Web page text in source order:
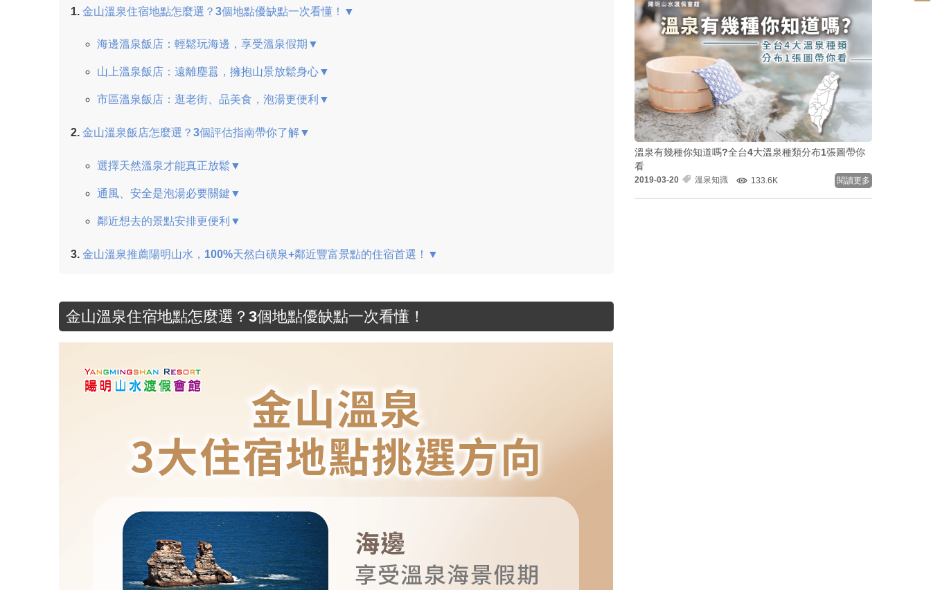
金山溫泉住宿地點怎麼選？3個地點優缺點一次看懂！▼
海邊溫泉飯店：輕鬆玩海邊，享受溫泉假期▼
山上溫泉飯店：遠離塵囂，擁抱山景放鬆身心▼
市區溫泉飯店：逛老街、品美食，泡湯更便利▼
金山溫泉飯店怎麼選？3個評估指南帶你了解▼
選擇天然溫泉才能真正放鬆▼
通風、安全是泡湯必要關鍵▼
鄰近想去的景點安排更便利▼
金山溫泉推薦陽明山水，100%天然白磺泉+鄰近豐富景點的住宿首選！▼
金山溫泉住宿地點怎麼選？3個地點優缺點一次看懂！
溫泉有幾種你知道嗎?全台4大溫泉種類分布1張圖帶你
看
2019-03-20 溫泉知識 133.6K 閱讀更多